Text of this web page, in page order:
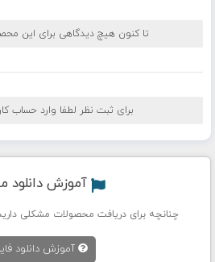
تا کنون هیچ دیدگاهی برای این
برای ثبت نظر لطفا وارد حساب
آموزش دانلود
چنانچه برای دریافت محصولات مشکلی
آموزش دانلود